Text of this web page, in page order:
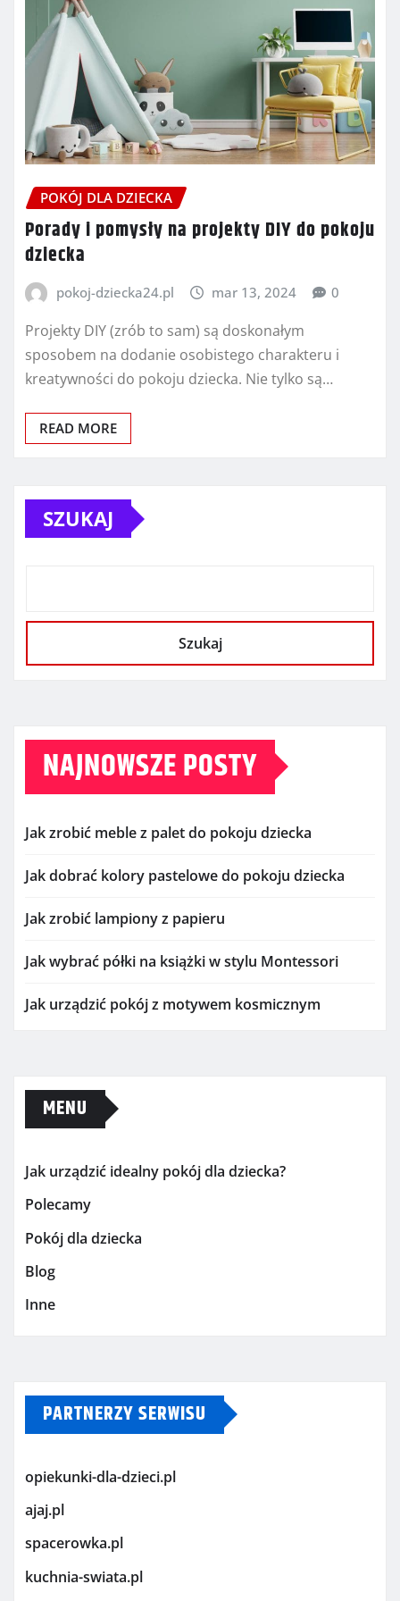
POKÓJ DLA DZIECKA
Porady i pomysły na projekty DIY do pokoju
dziecka
pokoj-dziecka24.pl mar 13, 2024 0
Projekty DIY (zrób to sam) są doskonałym
sposobem na dodanie osobistego charakteru i
kreatywności do pokoju dziecka. Nie tylko są…
READ MORE
SZUKAJ
Szukaj
NAJNOWSZE POSTY
Jak zrobić meble z palet do pokoju dziecka
Jak dobrać kolory pastelowe do pokoju dziecka
Jak zrobić lampiony z papieru
Jak wybrać półki na książki w stylu Montessori
Jak urządzić pokój z motywem kosmicznym
MENU
Jak urządzić idealny pokój dla dziecka?
Polecamy
Pokój dla dziecka
Blog
Inne
PARTNERZY SERWISU
opiekunki-dla-dzieci.pl
ajaj.pl
spacerowka.pl
kuchnia-swiata.pl